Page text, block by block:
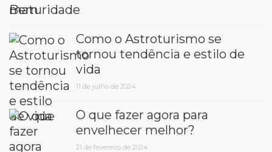
Como o Astroturismo se
tornou tendência e estilo de
vida
11 de julho de 2024
O que fazer agora para
envelhecer melhor?
21 de fevereiro de 2024